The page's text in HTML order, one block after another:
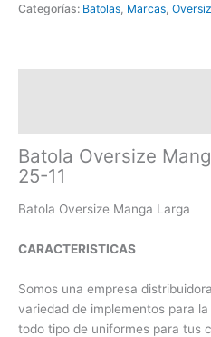
Categorías: Batolas Marcas
Batola Oversize
25-11
Batola Oversize Manga Larga
CARACTERISTICAS
Somos una empresa
variedad de implementos para
todo tipo de uniformes para tus